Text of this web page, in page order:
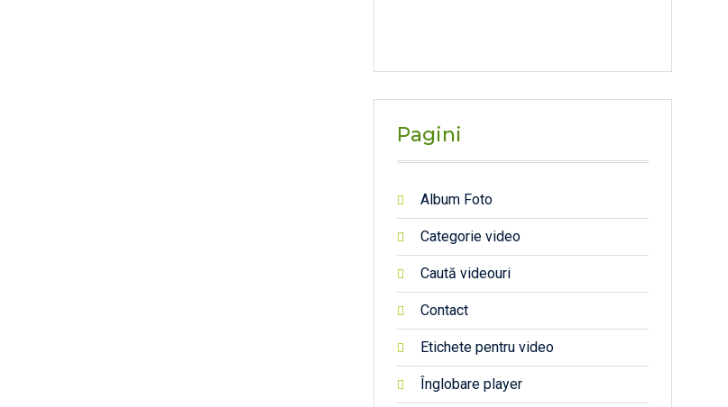
Pagini
Album Foto
Categorie video
Caută videouri
Contact
Etichete pentru video
Înglobare player